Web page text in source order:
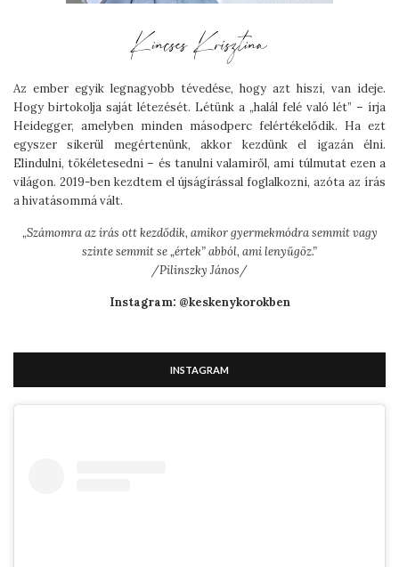
Az ember egyik legnagyobb tévedése, hogy azt hiszi, van ideje.
Hogy birtokolja saját létezését. Létünk a „halál felé való lét” – írja
Heidegger, amelyben minden másodperc felértékelődik. Ha ezt
egyszer sikerül megértenünk, akkor kezdünk el igazán élni.
Elindulni, tökéletesedni – és tanulni valamiről, ami túlmutat ezen a
világon. 2019-ben kezdtem el újságírással foglalkozni, azóta az írás
a hivatásommá vált.
„Számomra az írás ott kezdődik, amikor gyermekmódra semmit vagy
szinte semmit se „értek” abból, ami lenyűgöz.”
/Pilinszky János/
Instagram: @keskenykorokben
INSTAGRAM